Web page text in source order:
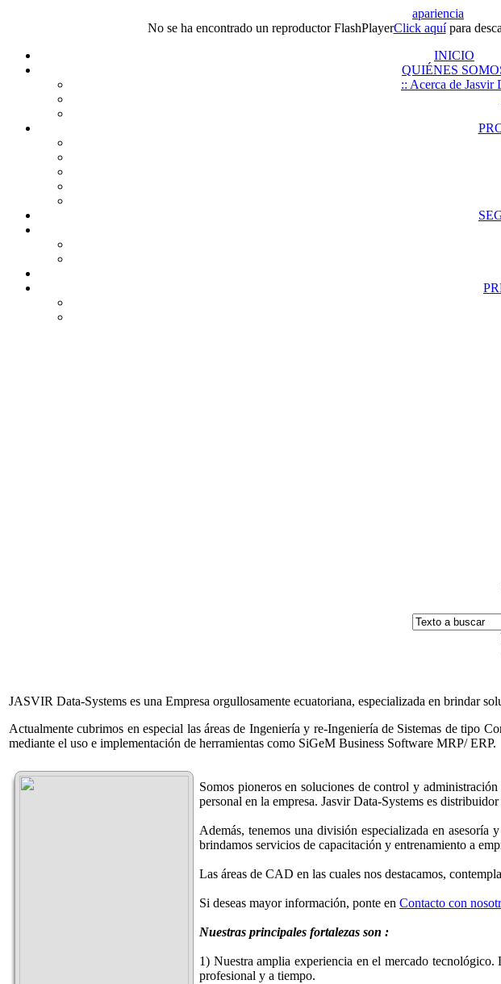
apariencia
No se ha encontrado un reproductor FlashPlayerClick aquípara
INICIO
QUIÉNES
:: Acerca de Jasvir
JASVIR Data-Systems es una Empresa orgullosamente ecuatoriana, especializada en brindar
Actualmente cubrimos en especial las áreas de Ingeniería y re-Ingeniería de Sistemas de tipo
mediante el uso e implementación de herramientas como SiGeM Business Software MRP/ ERP.
Somos pioneros en soluciones de control y
personal en la empresa. Jasvir Data-Systems es
Además, tenemos una división especializada en
brindamos servicios de capacitación y entrenamiento a
Las áreas de CAD en las cuales nos destacamos,
Si deseas mayor información, ponte en Contacto con
Nuestras principales fortalezas son :
1) Nuestra amplia experiencia en el mercado
profesional y a tiempo.